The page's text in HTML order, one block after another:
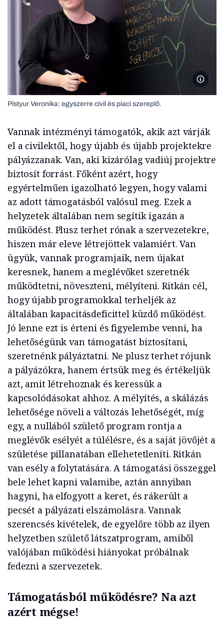
Pistyur Veronika: egyszerre civil és piaci szereplő.
Vannak intézményi támogatók, akik azt várják
el a civilektől, hogy újabb és újabb projektekre
pályázzanak. Van, aki kizárólag vadiúj projektre
biztosít forrást. Főként azért, hogy
egyértelműen igazolható legyen, hogy valami
az adott támogatásból valósul meg. Ezek a
helyzetek általában nem segítik igazán a
működést. Plusz terhet rónak a szervezetekre,
hiszen már eleve létrejöttek valamiért. Van
ügyük, vannak programjaik, nem újakat
keresnek, hanem a meglévőket szeretnék
működtetni, növeszteni, mélyíteni. Ritkán cél,
hogy újabb programokkal terheljék az
általában kapacitásdeficittel küzdő működést.
Jó lenne ezt is érteni és figyelembe venni, ha
lehetőségünk van támogatást biztosítani,
szeretnénk pályáztatni. Ne plusz terhet rójunk
a pályázókra, hanem értsük meg és értékeljük
azt, amit létrehoznak és keressük a
kapcsolódásokat ahhoz. A mélyítés, a skálázás
lehetősége növeli a változás lehetőségét, míg
egy, a nullából születő program rontja a
meglévők esélyét a túlélésre, és a saját jövőjét a
születése pillanatában ellehetetleníti. Ritkán
van esély a folytatására. A támogatási összeggel
bele lehet kapni valamibe, aztán annyiban
hagyni, ha elfogyott a keret, és rákerült a
pecsét a pályázati elszámolásra. Vannak
szerencsés kivételek, de egyelőre több az ilyen
helyzetben születő látszatprogram, amiből
valójában működési hiányokat próbálnak
fedezni a szervezetek.
Támogatásból működésre? Na azt
azért mégse!